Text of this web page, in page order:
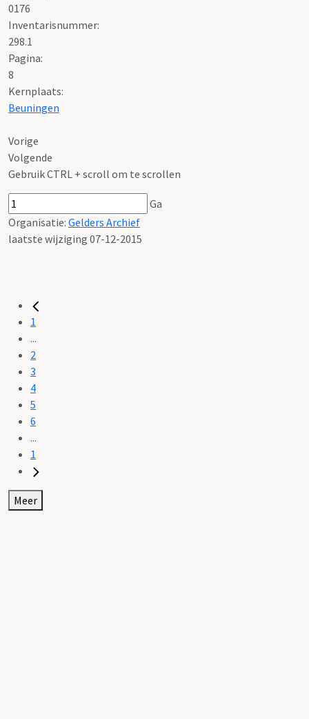
0176
Inventarisnummer:
298.1
Pagina:
8
Kernplaats:
Beuningen
Vorige
Volgende
Gebruik CTRL + scroll om te scrollen
Ga
Organisatie: Gelders Archief
laatste wijziging 07-12-2015
1
...
2
3
4
5
6
...
1
Meer